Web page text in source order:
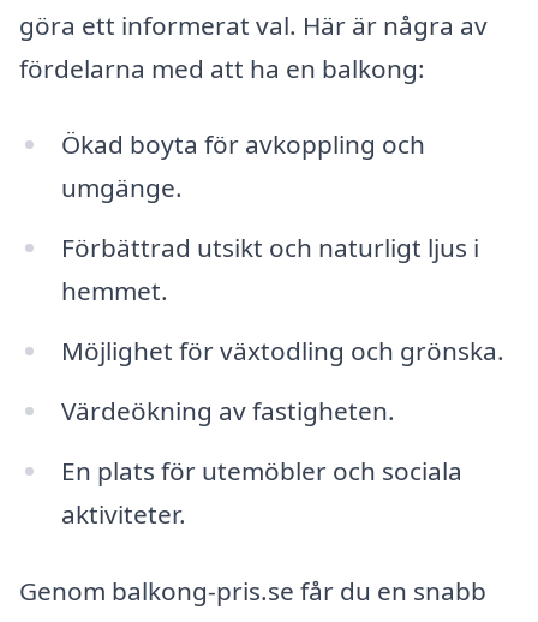
göra ett informerat val. Här är några av
fördelarna med att ha en balkong:
Ökad boyta för avkoppling och
umgänge.
Förbättrad utsikt och naturligt ljus i
hemmet.
Möjlighet för växtodling och grönska.
Värdeökning av fastigheten.
En plats för utemöbler och sociala
aktiviteter.
Genom balkong-pris.se får du en snabb